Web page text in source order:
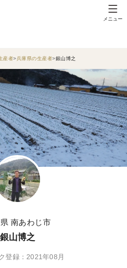
メニュー
産者 兵庫県の生産者 銀山博之
南あわじ市
銀山博之
登録：2021年08月